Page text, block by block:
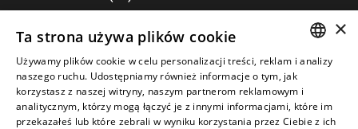
kontakt@im-narzedzia.pl
INFORMACJE
OFERTA
ENGLISH
×
Ta strona używa plików cookie
Używamy plików cookie w celu personalizacji treści, reklam i analizy
naszego ruchu. Udostępniamy również informacje o tym, jak
korzystasz z naszej witryny, naszym partnerom reklamowym i
analitycznym, którzy mogą łączyć je z innymi informacjami, które im
przekazałeś lub które zebrali w wyniku korzystania przez Ciebie z ich